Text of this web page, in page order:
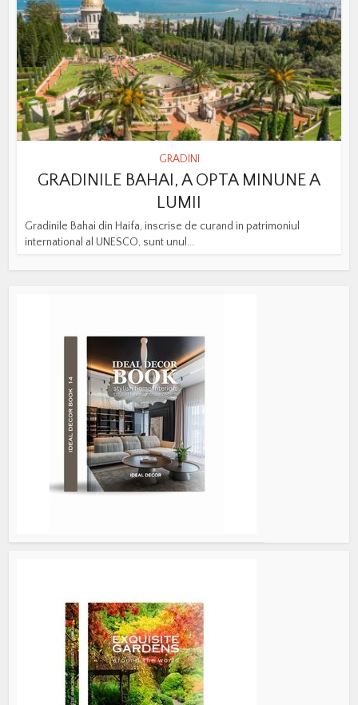
GRADINI
GRADINILE BAHAI, A OPTA MINUNE A
LUMII
Gradinile Bahai din Haifa, inscrise de curand in patrimoniul
international al UNESCO, sunt unul...